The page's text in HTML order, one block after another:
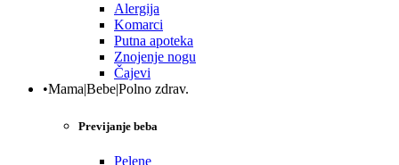
Alergija
Komarci
Putna apoteka
Znojenje nogu
Čajevi
•Mama|Bebe|Polno zdrav.
Previjanje beba
Pelene